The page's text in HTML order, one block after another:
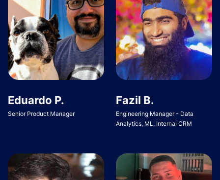
Eduardo P.
Senior Product Manager
Fazil B.
Engineering Manager - Data
Analytics, ML, Internal CRM